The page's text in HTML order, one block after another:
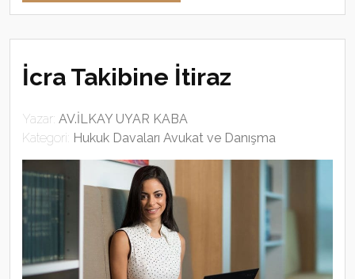
İcra Takibine İtiraz
Yazar: AV.İLKAY UYAR KABA
Kategori: Hukuk Davaları Avukat ve Danışma